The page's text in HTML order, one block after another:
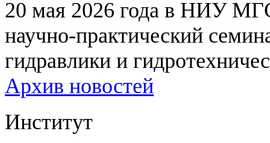
20 мая 2026 года в НИУ
научно-практический
гидравлики и
Архив новостей
Институт